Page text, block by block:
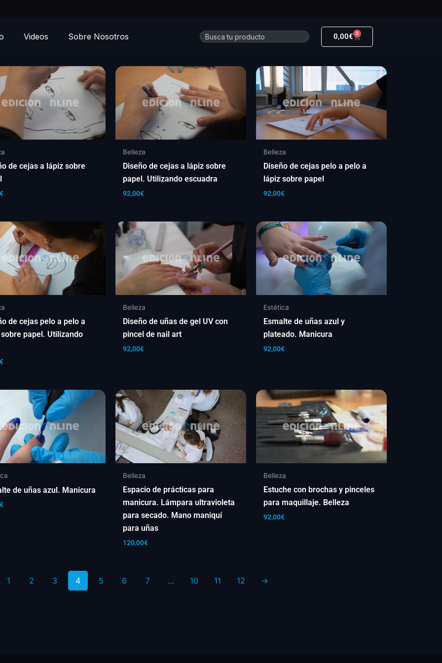
Videos Sobre Nosotros Buscar 0,00€ 0
Carrito
de cejas a lápiz sobre
€
Belleza
Diseño de cejas a lápiz sobre
papel. Utilizando escuadra
92,00€
Belleza
Diseño de cejas pelo a pelo a
lápiz sobre papel
92,00€
de cejas pelo a pelo a
papel. Utilizando
€
Belleza
Diseño de uñas de gel UV con
pincel de nail art
92,00€
Estética
Esmalte de uñas azul y
plateado. Manicura
92,00€
de uñas azul. Manicura
€
Belleza
Espacio de prácticas para
manicura. Lámpara ultravioleta
para secado. Mano maniquí
para uñas
120,00€
Belleza
Estuche con brochas y pinceles
para maquillaje. Belleza
92,00€
1 2 3 4 5 6 7 … 10 11 12 →